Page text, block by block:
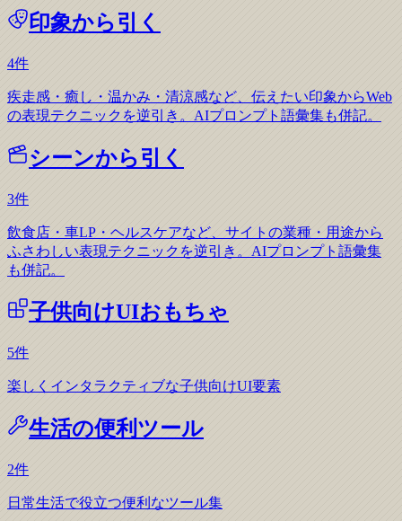
印象から引く
4件
疾走感・癒し・温かみ・清涼感など、伝えたい印象からWeb
の表現テクニックを逆引き。AIプロンプト語彙集も併記。
シーンから引く
3件
飲食店・車LP・ヘルスケアなど、サイトの業種・用途から
ふさわしい表現テクニックを逆引き。AIプロンプト語彙集
も併記。
子供向けUIおもちゃ
5件
楽しくインタラクティブな子供向けUI要素
生活の便利ツール
2件
日常生活で役立つ便利なツール集